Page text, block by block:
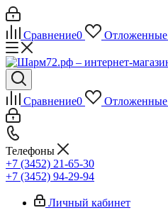
Сравнение0 Отложенные
Сравнение0 Отложенные
Телефоны
+7 (3452) 21-65-30
+7 (3452) 94-29-94
Личный кабинет